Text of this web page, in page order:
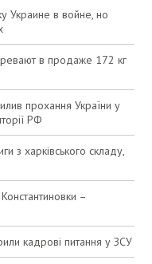
Украине в войне, но
в продаже 172 кг
прохання України у
РФ
з харківського складу,
–
кадрові питання у ЗСУ